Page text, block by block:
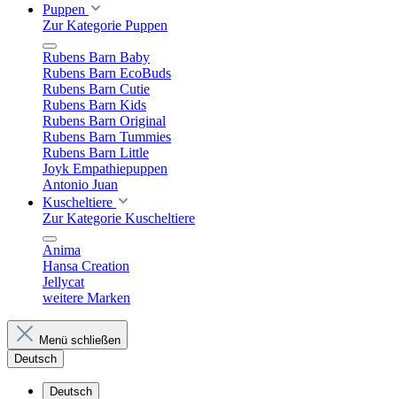
Puppen
Zur Kategorie Puppen
Rubens Barn Baby
Rubens Barn EcoBuds
Rubens Barn Cutie
Rubens Barn Kids
Rubens Barn Original
Rubens Barn Tummies
Rubens Barn Little
Joyk Empathiepuppen
Antonio Juan
Kuscheltiere
Zur Kategorie Kuscheltiere
Anima
Hansa Creation
Jellycat
weitere Marken
Menü schließen
Deutsch
Deutsch